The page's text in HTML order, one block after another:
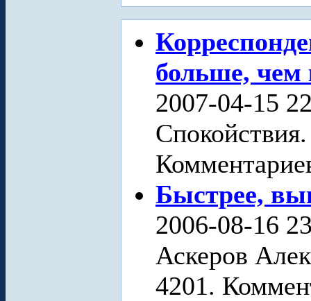
больше, чем
2007-04-15
Быстрее,
2006-08-16
Аскеров
4201.